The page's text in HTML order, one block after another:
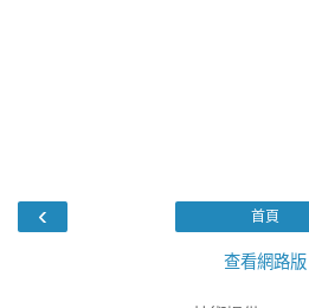
‹ 首頁
查看網路版